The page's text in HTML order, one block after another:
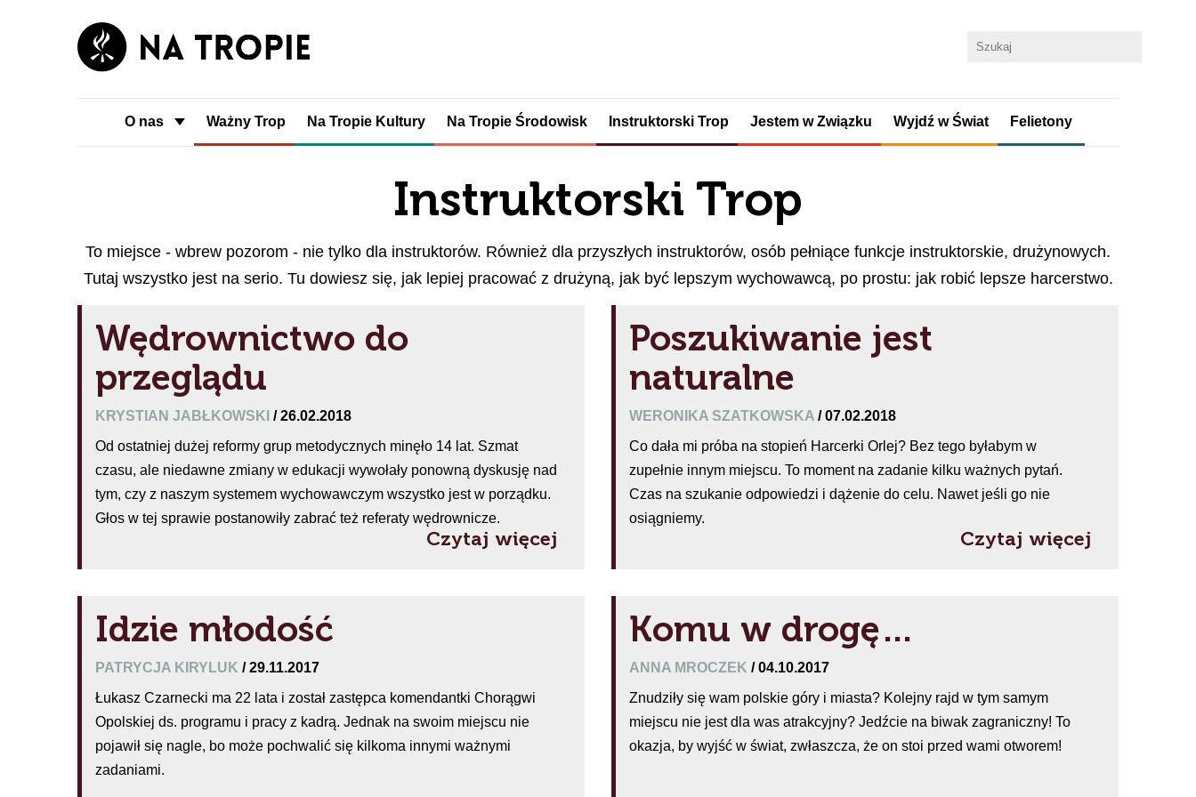
O nas Ważny Trop Na Tropie Kultury Na Tropie Środowisk Instruktorski Trop Jestem w Związku Wyjdź w Świat Felietony
Instruktorski Trop
To miejsce - wbrew pozorom - nie tylko dla instruktorów. Również dla przyszłych instruktorów, osób pełniące funkcje instruktorskie, drużynowych.
Tutaj wszystko jest na serio. Tu dowiesz się, jak lepiej pracować z drużyną, jak być lepszym wychowawcą, po prostu: jak robić lepsze harcerstwo.
Wędrownictwo do
przeglądu
KRYSTIAN JABŁKOWSKI / 26.02.2018
Od ostatniej dużej reformy grup metodycznych minęło 14 lat. Szmat
czasu, ale niedawne zmiany w edukacji wywołały ponowną dyskusję nad
tym, czy z naszym systemem wychowawczym wszystko jest w porządku.
Głos w tej sprawie postanowiły zabrać też referaty wędrownicze.
Czytaj więcej
Poszukiwanie jest
naturalne
WERONIKA SZATKOWSKA / 07.02.2018
Co dała mi próba na stopień Harcerki Orlej? Bez tego byłabym w
zupełnie innym miejscu. To moment na zadanie kilku ważnych pytań.
Czas na szukanie odpowiedzi i dążenie do celu. Nawet jeśli go nie
osiągniemy.
Czytaj więcej
Idzie młodość
PATRYCJA KIRYLUK / 29.11.2017
Łukasz Czarnecki ma 22 lata i został zastępca komendantki Chorągwi
Opolskiej ds. programu i pracy z kadrą. Jednak na swoim miejscu nie
pojawił się nagle, bo może pochwalić się kilkoma innymi ważnymi
zadaniami.
Komu w drogę…
ANNA MROCZEK / 04.10.2017
Znudziły się wam polskie góry i miasta? Kolejny rajd w tym samym
miejscu nie jest dla was atrakcyjny? Jedźcie na biwak zagraniczny! To
okazja, by wyjść w świat, zwłaszcza, że on stoi przed wami otworem!